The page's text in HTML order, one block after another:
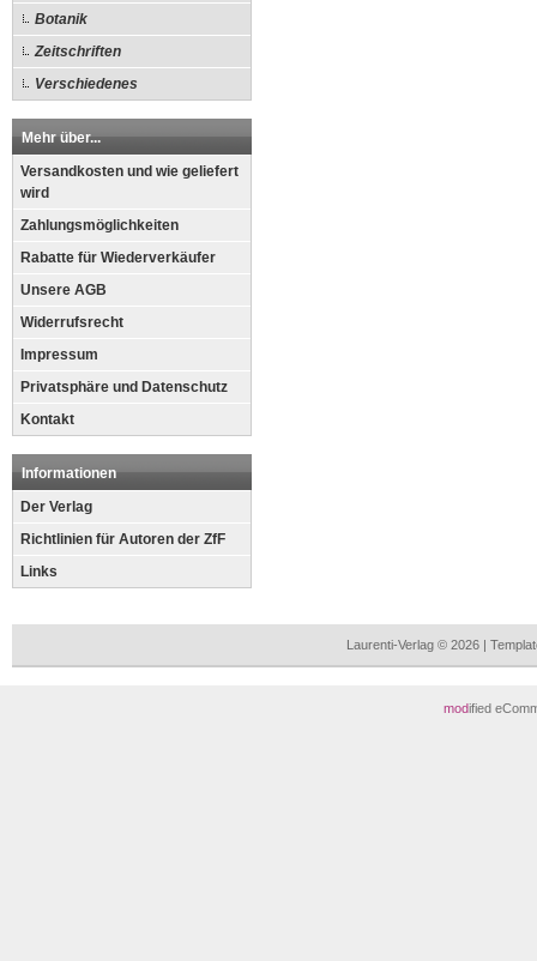
Botanik
Zeitschriften
Verschiedenes
Mehr über...
Versandkosten und wie geliefert
wird
Zahlungsmöglichkeiten
Rabatte für Wiederverkäufer
Unsere AGB
Widerrufsrecht
Impressum
Privatsphäre und Datenschutz
Kontakt
Informationen
Der Verlag
Richtlinien für Autoren der ZfF
Links
Laurenti-Verlag © 2026 |
modified